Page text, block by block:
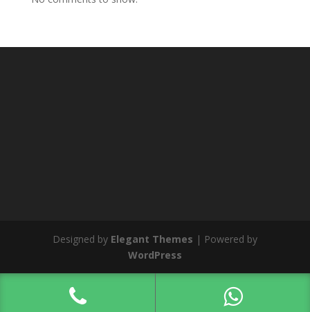
Designed by Elegant Themes | Powered by
WordPress